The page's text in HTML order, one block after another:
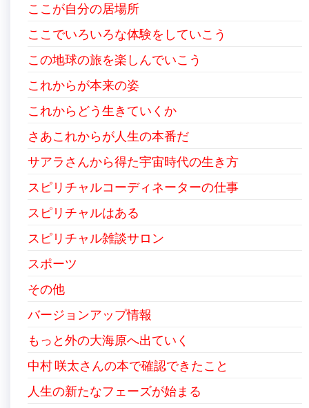
ここが自分の居場所
ここでいろいろな体験をしていこう
この地球の旅を楽しんでいこう
これからが本来の姿
これからどう生きていくか
さあこれからが人生の本番だ
サアラさんから得た宇宙時代の生き方
スピリチャルコーディネーターの仕事
スピリチャルはある
スピリチャル雑談サロン
スポーツ
その他
バージョンアップ情報
もっと外の大海原へ出ていく
中村 咲太さんの本で確認できたこと
人生の新たなフェーズが始まる